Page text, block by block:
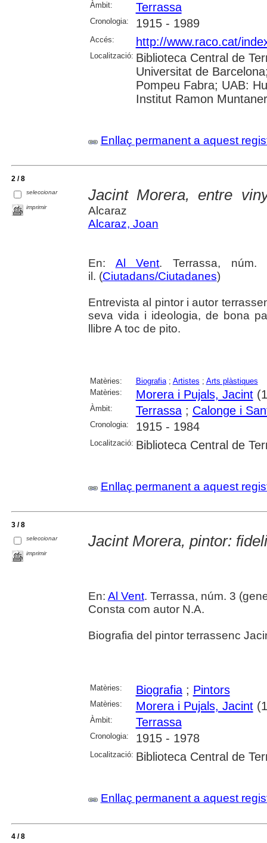
Àmbit: Terrassa
Cronologia: 1915 - 1989
Accés: http://www.raco.cat/
Localització: Biblioteca Central de
Universitat de
Pompeu Fabra; UAB:
Institut Ramon
Enllaç permanent a aquest
2 / 8
seleccionar
imprimir
Jacint Morera, entre
Alcaraz
Alcaraz, Joan
En: Al Vent. Terrassa,
il. (Ciutadans/Ciutadanes)
Entrevista al pintor i autor
seva vida i ideologia, de bona
llibre A toc de pito.
Matèries: Biografia; Artistes ; Arts plàstiques
Matèries:
Morera i Pujals, Jacint
Àmbit: Terrassa; Calonge i
Cronologia: 1915 - 1984
Localització: Biblioteca Central de
Enllaç permanent a aquest
3 / 8
seleccionar
imprimir
Jacint Morera, pintor:
En: Al Vent. Terrassa, núm. 3
Consta com autor N.A.
Biografia del pintor terrassenc
Matèries: Biografia; Pintors
Matèries: Morera i Pujals, Jacint
Àmbit: Terrassa
Cronologia: 1915 - 1978
Localització: Biblioteca Central de
Enllaç permanent a aquest
4 / 8